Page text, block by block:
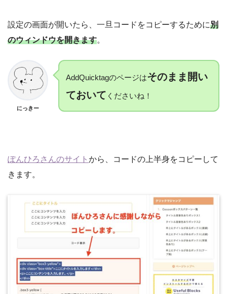
設定の画面が開いたら、一旦コードをコピーするために別
のウィンドウを開きます。
にっきー
AddQuicktagのページはそのまま開い
ておいて くださいね！
ぽんひろさんのサイト から、コードの上半身をコピーして
きます。